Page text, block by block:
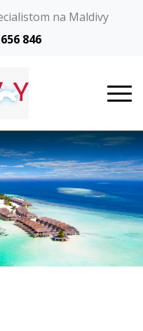
na Maldivy
846